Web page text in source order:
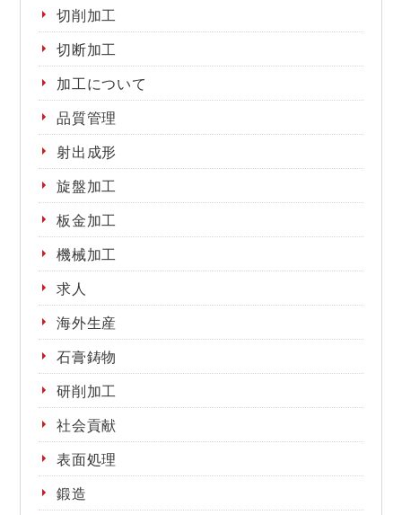
切削加工
切断加工
加工について
品質管理
射出成形
旋盤加工
板金加工
機械加工
求人
海外生産
石膏鋳物
研削加工
社会貢献
表面処理
鍛造